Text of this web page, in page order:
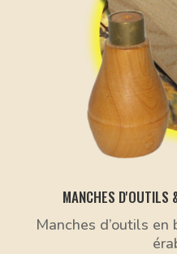
MANCHES D'OUTILS
Manches d’outils